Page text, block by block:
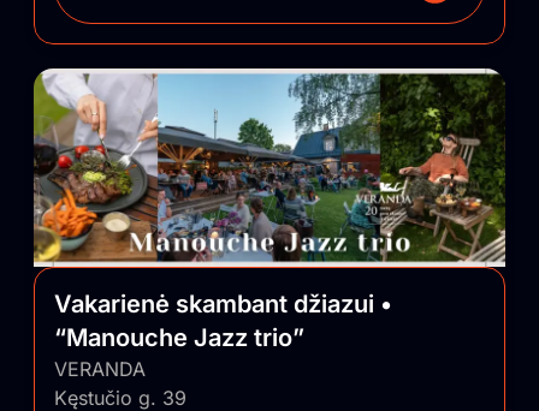
Vakarienė skambant džiazui •
“Manouche Jazz trio”
VERANDA
Kęstučio g. 39